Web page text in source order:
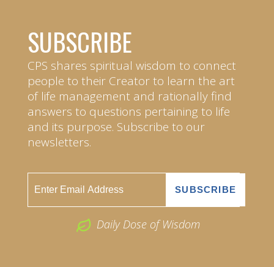
SUBSCRIBE
CPS shares spiritual wisdom to connect
people to their Creator to learn the art
of life management and rationally find
answers to questions pertaining to life
and its purpose. Subscribe to our
newsletters.
Daily Dose of Wisdom